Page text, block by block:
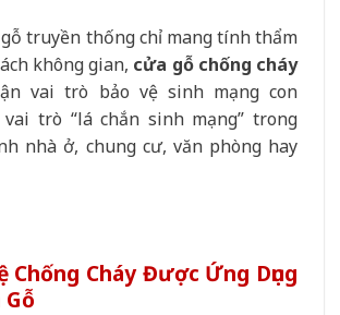
gỗ truyền thống chỉ mang tính thẩm
không gian, cửa gỗ chống cháy
vai trò bảo vệ sinh mạng con
trò “lá chắn sinh mạng” trong
nhà ở, chung cư, văn phòng hay
Chống Cháy Được Ứng Dụng